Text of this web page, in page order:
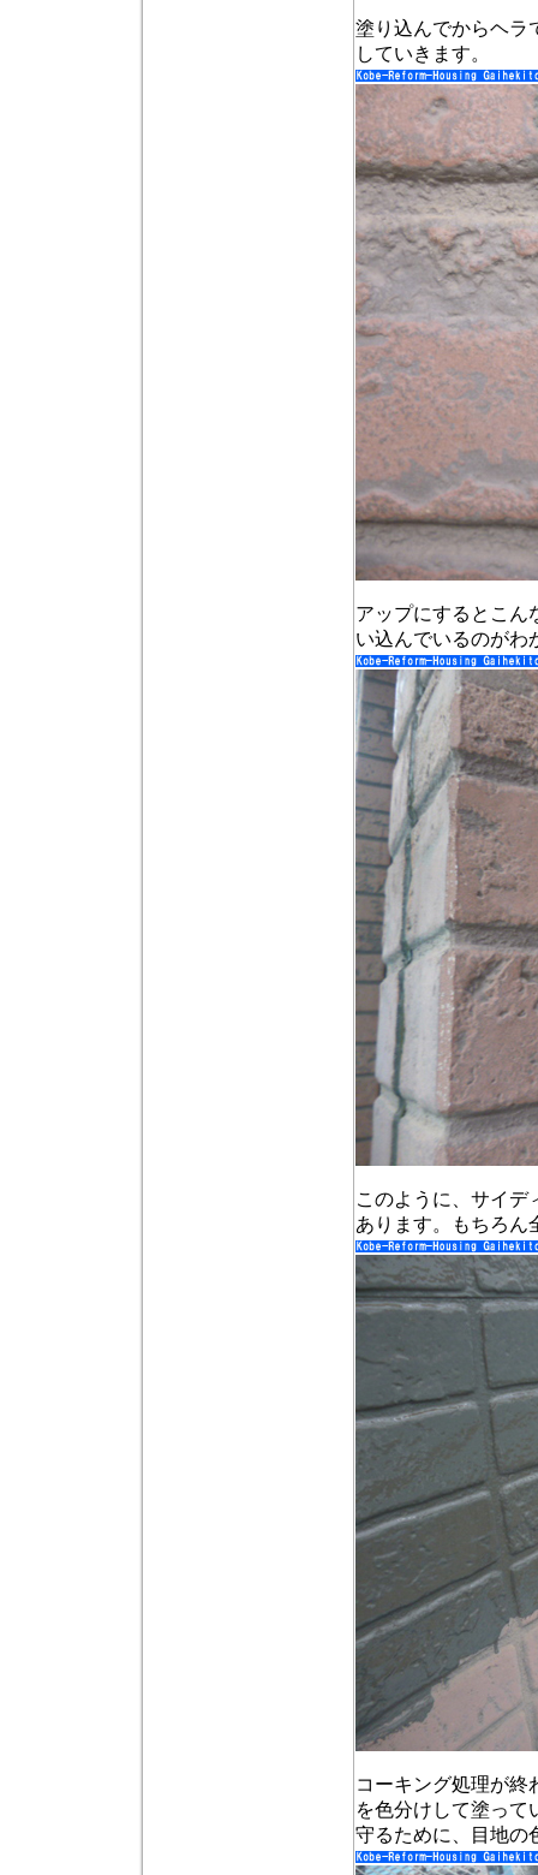
塗り込んでからヘラ
していきます。
アップにするとこん
い込んでいるのがわ
このように、サイデ
あります。もちろん
コーキング処理が終
を色分けして塗って
守るために、目地の